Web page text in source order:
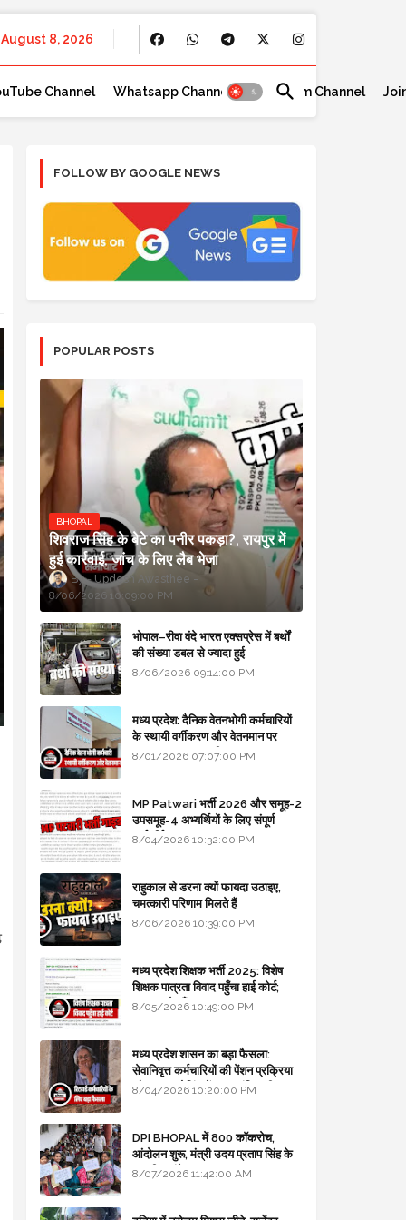
August 8, 2026
Channel Whatsapp Channel Telegram Channel
FOLLOW BY GOOGLE NEWS
POPULAR POSTS
BHOPAL
शिवराज सिंह के बेटे का पनीर पकड़ा?, रायपुर में
हुई कार्रवाई, जांच के लिए लैब भेजा
Updesh Awasthee
8/06/2026 10:09:00 PM
भोपाल–रीवा वंदे भारत एक्सप्रेस में बर्थों
की संख्या डबल से ज्यादा हुई
8/06/2026 09:14:00 PM
मध्य प्रदेश: दैनिक वेतनभोगी कर्मचारियों
के स्थायी वर्गीकरण और वेतनमान पर
सरकार का बड़ा स्पष्टीकरण
8/01/2026 07:07:00 PM
MP Patwari भर्ती 2026 और समूह-2
उपसमूह-4 अभ्यर्थियों के लिए संपूर्ण
मार्गदर्शिका
8/04/2026 10:32:00 PM
राहुकाल से डरना क्यों फायदा उठाइए,
चमत्कारी परिणाम मिलते हैं
8/06/2026 10:39:00 PM
मध्य प्रदेश शिक्षक भर्ती 2025: विशेष
शिक्षक पात्रता विवाद पहुँचा हाई कोर्ट;
सरकार से माँगा जवाब
8/05/2026 10:49:00 PM
मध्य प्रदेश शासन का बड़ा फैसला:
सेवानिवृत्त कर्मचारियों की पेंशन प्रक्रिया
और बजट कोडिंग में हुए क्रांतिकारी
8/04/2026 10:20:00 PM
DPI BHOPAL में 800 कॉकरोच,
आंदोलन शुरू, मंत्री उदय प्रताप सिंह के
घर भी जाएंगे
8/07/2026 11:42:00 AM